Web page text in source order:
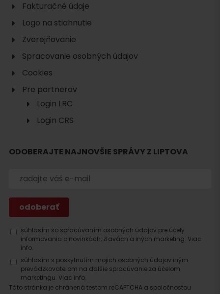
ubytovanie
Fakturačné údaje
Logo na stiahnutie
Zverejňovanie
Spracovanie osobných údajov
Cookies
Pre partnerov
Login LRC
Login CRS
ODOBERAJTE NAJNOVŠIE SPRÁVY Z LIPTOVA
súhlasím so spracúvaním osobných údajov pre účely
informovania o novinkách, zľavách a iných marketing. Viac
info.
súhlasím s poskytnutím mojich osobných údajov iným
prevádzkovateľom na ďalšie spracúvanie za účelom
marketingu. Viac info.
Táto stránka je chránená testom reCAPTCHA a spoločnosťou